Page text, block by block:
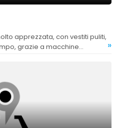
grazie a macchine
»